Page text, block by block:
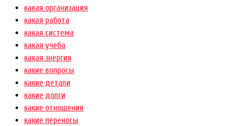
какая организация
какая работа
какая система
какая учеба
какая энергия
какие вопросы
какие детали
какие долги
какие отношения
какие переносы